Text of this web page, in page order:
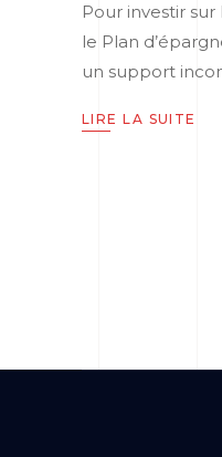
Pour investir
le Plan
un support
LIRE LA SUITE